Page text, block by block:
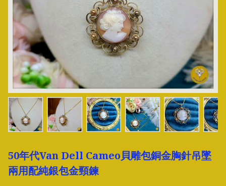
50年代Van Dell Cameo貝雕包銅金胸針吊墜
兩用配純銀包金頸鍊